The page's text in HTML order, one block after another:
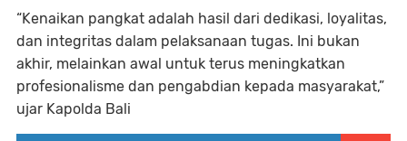
“Kenaikan pangkat adalah hasil dari dedikasi, loyalitas,
dan integritas dalam pelaksanaan tugas. Ini bukan
akhir, melainkan awal untuk terus meningkatkan
profesionalisme dan pengabdian kepada masyarakat,”
ujar Kapolda Bali